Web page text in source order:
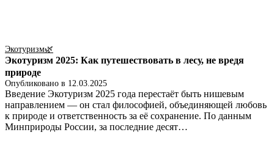
Экотуризм🌿
Экотуризм 2025: Как путешествовать в лесу, не вредя
природе
Опубликовано в 12.03.2025
Введение Экотуризм 2025 года перестаёт быть нишевым
направлением — он стал философией, объединяющей любовь
к природе и ответственность за её сохранение. По данным
Минприроды России, за последние десят…